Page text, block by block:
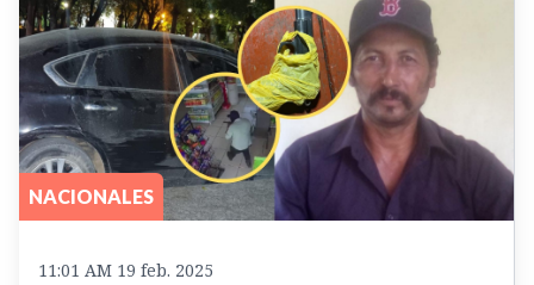
NACIONALES
11:01 AM 19 feb. 2025